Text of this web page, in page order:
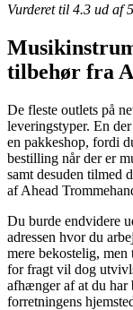
Vurderet til 4.3 ud af
tilbehør fra
De fleste outlets på
leveringstyper. En
en pakkeshop, fordi
bestilling når der er
samt desuden tilmed
af Ahead
Du burde endvidere
adressen hvor du
mere bekostelig,
for fragt vil dog
afhænger af at du
forretningens